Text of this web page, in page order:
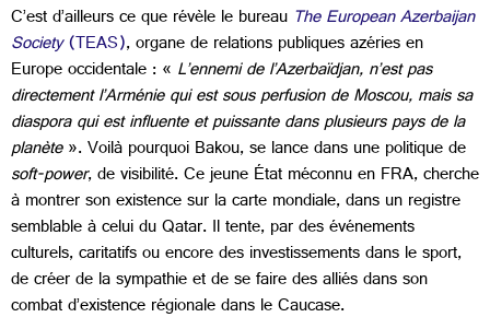
C’est d’ailleurs ce que révèle le bureau The European Azerbaijan
Society(TEAS), organe de relations publiques azéries en
Europe occidentale : « L’ennemi de l’Azerbaïdjan, n’est pas
directement l’Arménie qui est sous perfusion de Moscou, mais sa
diaspora qui est influente et puissante dans plusieurs pays de la
planète». Voilà pourquoi Bakou, se lance dans une politique de
soft-power, de visibilité. Ce jeune État méconnu en FRA, cherche
à montrer son existence sur la carte mondiale, dans un registre
semblable à celui du Qatar. Il tente, par des événements
culturels, caritatifs ou encore des investissements dans le sport,
de créer de la sympathie et de se faire des alliés dans son
combat d’existence régionale dans le Caucase.